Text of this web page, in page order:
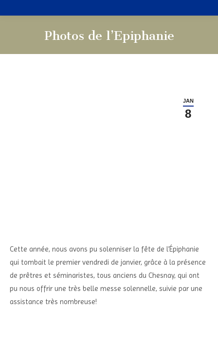
Photos de l’Epiphanie
JAN
8
Cette année, nous avons pu solenniser la fête de l’Épiphanie
qui tombait le premier vendredi de janvier, grâce à la présence
de prêtres et séminaristes, tous anciens du Chesnay, qui ont
pu nous offrir une très belle messe solennelle, suivie par une
assistance très nombreuse!